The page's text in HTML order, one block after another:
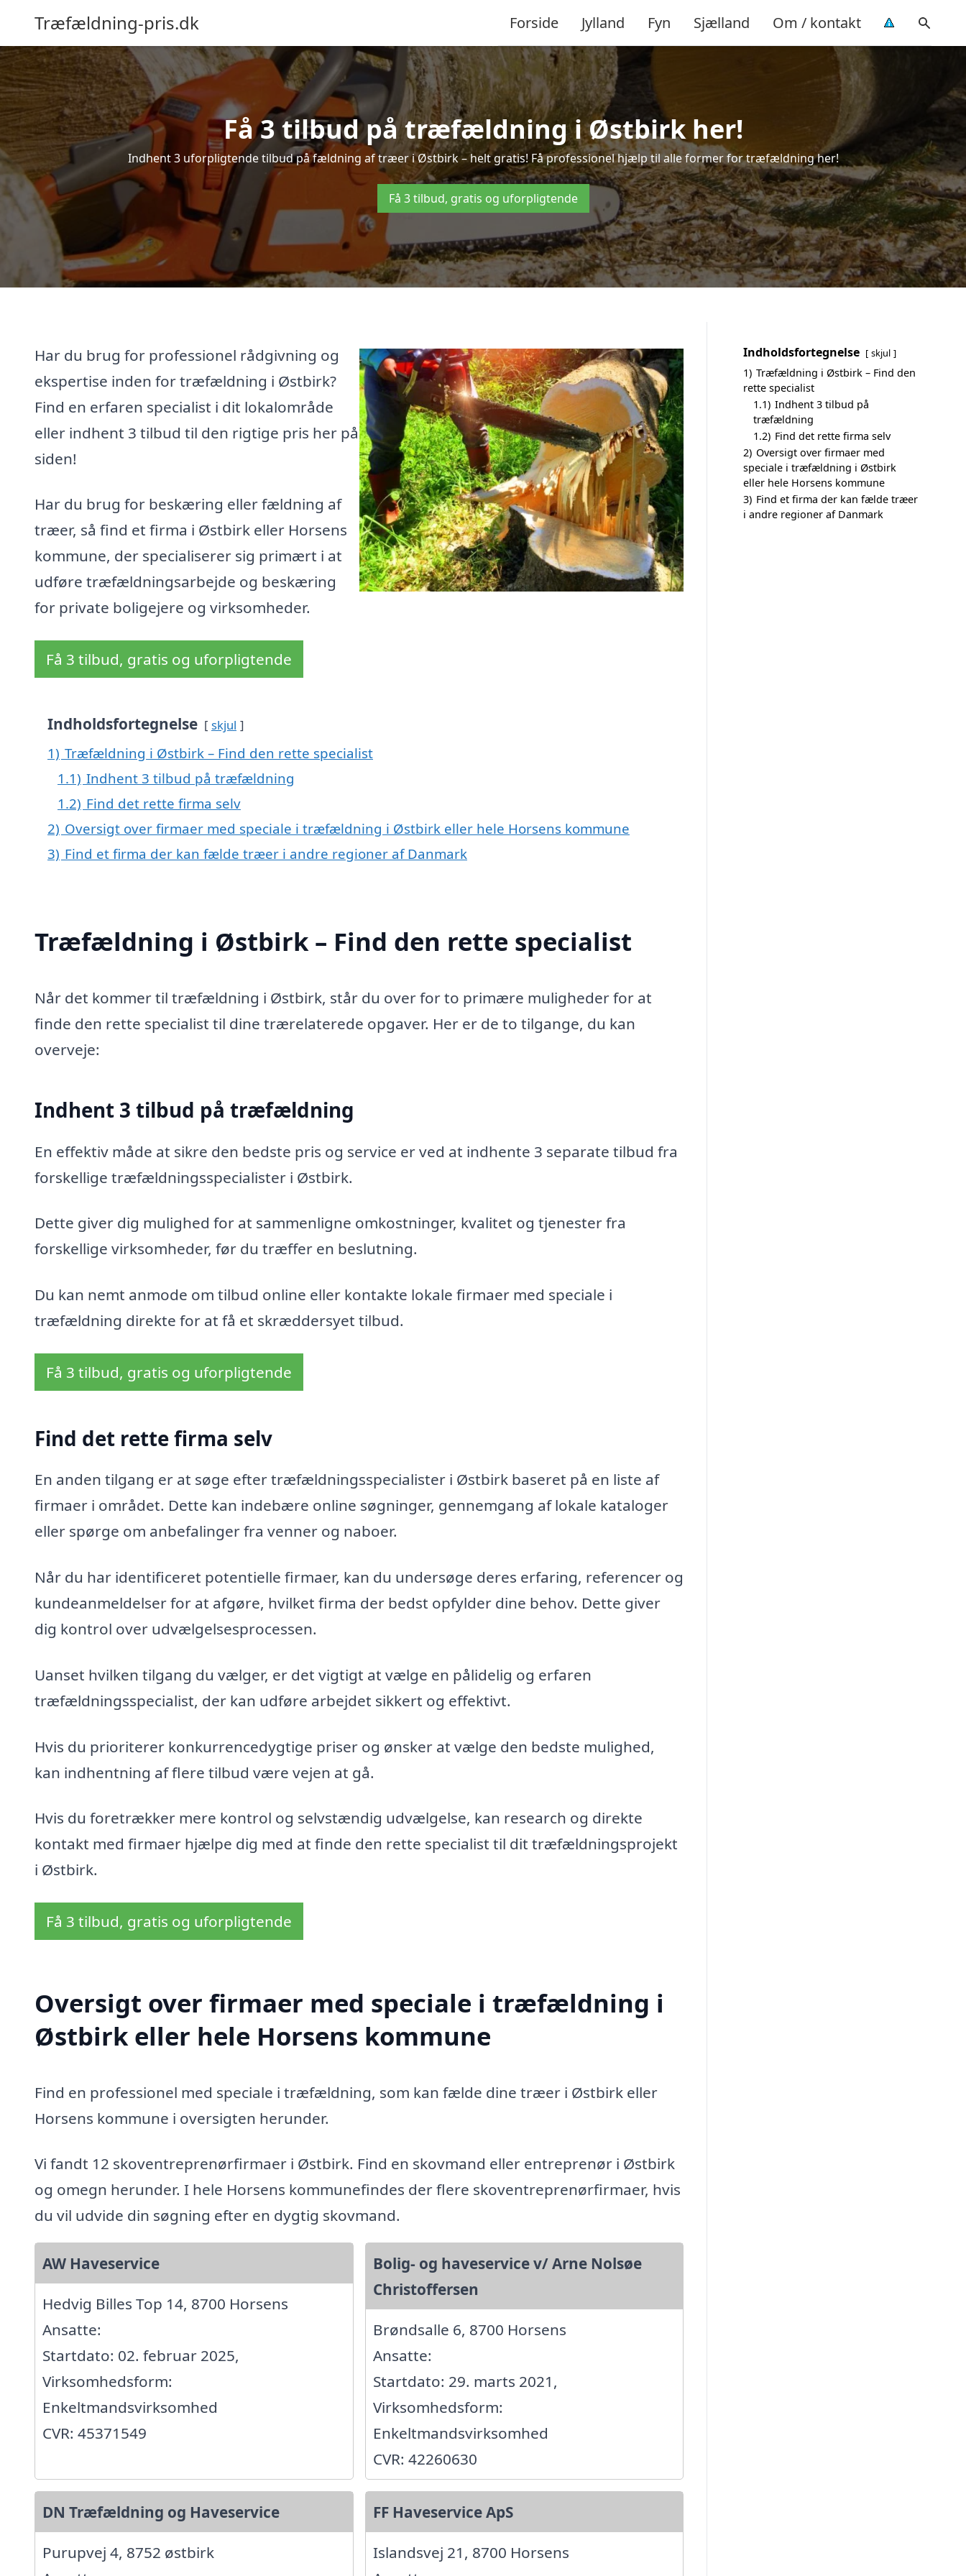
Træfældning-pris.dk Forside Jylland Fyn Sjælland Om / kontakt
Få 3 tilbud på træfældning i Østbirk her!
Indhent 3 uforpligtende tilbud på fældning af træer i Østbirk – helt gratis! Få professionel hjælp til alle former for træfældning her!
Få 3 tilbud, gratis og uforpligtende
Har du brug for professionel rådgivning og
ekspertise inden for træfældning i Østbirk?
Find en erfaren specialist i dit lokalområde
eller indhent 3 tilbud til den rigtige pris her på
siden!
Har du brug for beskæring eller fældning af
træer, så find et firma i Østbirk eller Horsens
kommune, der specialiserer sig primært i at
udføre træfældningsarbejde og beskæring
for private boligejere og virksomheder.
Få 3 tilbud, gratis og uforpligtende
Indholdsfortegnelse skjul
1) Træfældning i Østbirk – Find den rette specialist
1.1) Indhent 3 tilbud på træfældning
1.2) Find det rette firma selv
2) Oversigt over firmaer med speciale i træfældning i Østbirk eller hele Horsens kommune
3) Find et firma der kan fælde træer i andre regioner af Danmark
Træfældning i Østbirk – Find den rette specialist
Når det kommer til træfældning i Østbirk, står du over for to primære muligheder for at
finde den rette specialist til dine trærelaterede opgaver. Her er de to tilgange, du kan
overveje:
Indhent 3 tilbud på træfældning
En effektiv måde at sikre den bedste pris og service er ved at indhente 3 separate tilbud fra
forskellige træfældningsspecialister i Østbirk.
Dette giver dig mulighed for at sammenligne omkostninger, kvalitet og tjenester fra
forskellige virksomheder, før du træffer en beslutning.
Du kan nemt anmode om tilbud online eller kontakte lokale firmaer med speciale i
træfældning direkte for at få et skræddersyet tilbud.
Få 3 tilbud, gratis og uforpligtende
Find det rette firma selv
En anden tilgang er at søge efter træfældningsspecialister i Østbirk baseret på en liste af
firmaer i området. Dette kan indebære online søgninger, gennemgang af lokale kataloger
eller spørge om anbefalinger fra venner og naboer.
Når du har identificeret potentielle firmaer, kan du undersøge deres erfaring, referencer og
kundeanmeldelser for at afgøre, hvilket firma der bedst opfylder dine behov. Dette giver
dig kontrol over udvælgelsesprocessen.
Uanset hvilken tilgang du vælger, er det vigtigt at vælge en pålidelig og erfaren
træfældningsspecialist, der kan udføre arbejdet sikkert og effektivt.
Hvis du prioriterer konkurrencedygtige priser og ønsker at vælge den bedste mulighed,
kan indhentning af flere tilbud være vejen at gå.
Hvis du foretrækker mere kontrol og selvstændig udvælgelse, kan research og direkte
kontakt med firmaer hjælpe dig med at finde den rette specialist til dit træfældningsprojekt
i Østbirk.
Få 3 tilbud, gratis og uforpligtende
Oversigt over firmaer med speciale i træfældning i
Østbirk eller hele Horsens kommune
Find en professionel med speciale i træfældning, som kan fælde dine træer i Østbirk eller
Horsens kommune i oversigten herunder.
Vi fandt 12 skoventreprenørfirmaer i Østbirk. Find en skovmand eller entreprenør i Østbirk
og omegn herunder. I hele Horsens kommunefindes der flere skoventreprenørfirmaer, hvis
du vil udvide din søgning efter en dygtig skovmand.
AW Haveservice
Hedvig Billes Top 14, 8700 Horsens
Ansatte:
Startdato: 02. februar 2025,
Virksomhedsform:
Enkeltmandsvirksomhed
CVR: 45371549
Bolig- og haveservice v/ Arne Nolsøe
Christoffersen
Brøndsalle 6, 8700 Horsens
Ansatte:
Startdato: 29. marts 2021,
Virksomhedsform:
Enkeltmandsvirksomhed
CVR: 42260630
DN Træfældning og Haveservice
Purupvej 4, 8752 østbirk
FF Haveservice ApS
Islandsvej 21, 8700 Horsens
Indholdsfortegnelse skjul
1) Træfældning i Østbirk – Find den
rette specialist
1.1) Indhent 3 tilbud på
træfældning
1.2) Find det rette firma selv
2) Oversigt over firmaer med
speciale i træfældning i Østbirk
eller hele Horsens kommune
3) Find et firma der kan fælde træer
i andre regioner af Danmark